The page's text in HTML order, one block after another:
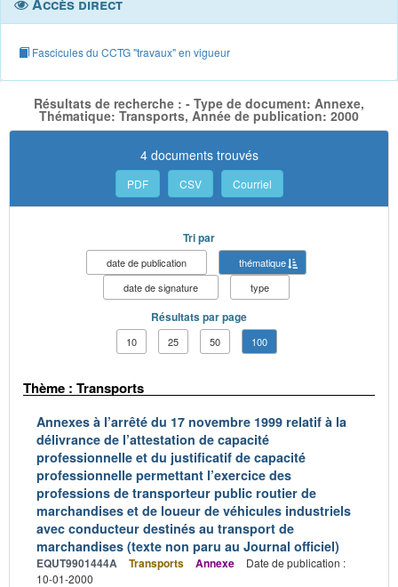
Fascicules du CCTG "travaux" en vigueur
Résultats de recherche : - Type de document: Annexe,
Thématique: Transports, Année de publication: 2000
4 documents trouvés
PDF CSV Courriel
Tri par
date de publication
thématique
date de signature
type
Résultats par page
10 25 50 100
Thème : Transports
Annexes à l’arrêté du 17 novembre 1999 relatif à la
délivrance de l’attestation de capacité
professionnelle et du justificatif de capacité
professionnelle permettant l’exercice des
professions de transporteur public routier de
marchandises et de loueur de véhicules industriels
avec conducteur destinés au transport de
marchandises (texte non paru au Journal officiel)
EQUT9901444A Transports Annexe
Date de publication :
10-01-2000